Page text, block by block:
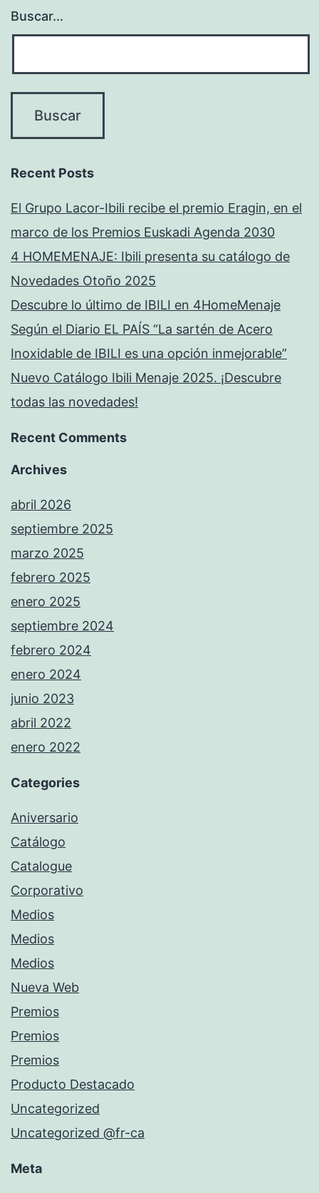
Buscar...
Recent Posts
El Grupo Lacor-Ibili recibe el premio Eragin, en el
marco de los Premios Euskadi Agenda 2030
4 HOMEMENAJE: Ibili presenta su catálogo de
Novedades Otoño 2025
Descubre lo último de IBILI en 4HomeMenaje
Según el Diario EL PAÍS “La sartén de Acero
Inoxidable de IBILI es una opción inmejorable”
Nuevo Catálogo Ibili Menaje 2025. ¡Descubre
todas las novedades!
Recent Comments
Archives
abril 2026
septiembre 2025
marzo 2025
febrero 2025
enero 2025
septiembre 2024
febrero 2024
enero 2024
junio 2023
abril 2022
enero 2022
Categories
Aniversario
Catálogo
Catalogue
Corporativo
Medios
Medios
Medios
Nueva Web
Premios
Premios
Premios
Producto Destacado
Uncategorized
Uncategorized @fr-ca
Meta